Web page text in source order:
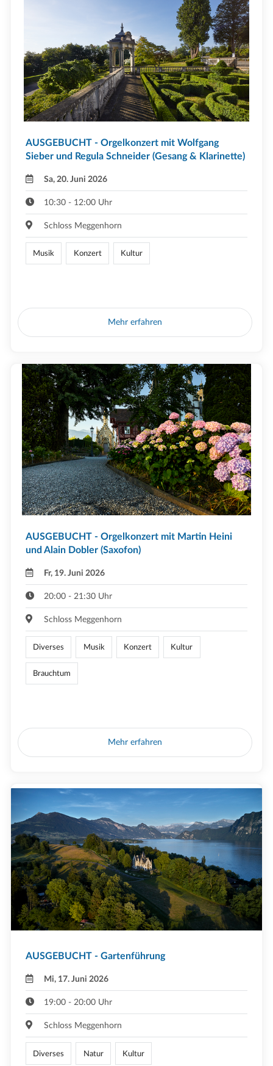
AUSGEBUCHT - Orgelkonzert mit Wolfgang
Sieber und Regula Schneider (Gesang & Klarinette)
Sa, 20. Juni 2026
10:30 - 12:00 Uhr
Schloss Meggenhorn
Musik Konzert Kultur
Mehr erfahren
AUSGEBUCHT - Orgelkonzert mit Martin Heini
und Alain Dobler (Saxofon)
Fr, 19. Juni 2026
20:00 - 21:30 Uhr
Schloss Meggenhorn
Diverses Musik Konzert Kultur
Brauchtum
Mehr erfahren
AUSGEBUCHT - Gartenführung
Mi, 17. Juni 2026
19:00 - 20:00 Uhr
Schloss Meggenhorn
Diverses Natur Kultur